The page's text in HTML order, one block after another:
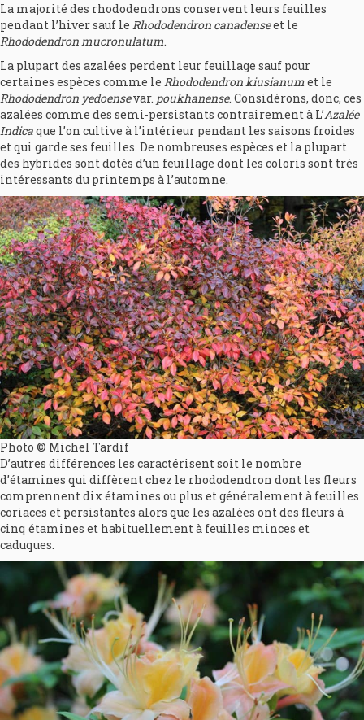
La majorité des rhododendrons conservent leurs feuilles
pendant l’hiver sauf le Rhododendron canadenseet le
Rhododendron mucronulatum.
La plupart des azalées perdent leur feuillage sauf pour
certaines espèces comme le Rhododendron kiusianumet le
Rhododendron yedoensevar. poukhanense. Considérons, donc, ces
azalées comme des semi-persistants contrairement à L’Azalée
Indicaque l’on cultive à l’intérieur pendant les saisons froides
et qui garde ses feuilles. De nombreuses espèces et la plupart
des hybrides sont dotés d’un feuillage dont les coloris sont très
intéressants du printemps à l’automne.
Photo © Michel Tardif
D’autres différences les caractérisent soit le nombre
d’étamines qui diffèrent chez le rhododendron dont les fleurs
comprennent dix étamines ou plus et généralement à feuilles
coriaces et persistantes alors que les azalées ont des fleurs à
cinq étamines et habituellement à feuilles minces et
caduques.